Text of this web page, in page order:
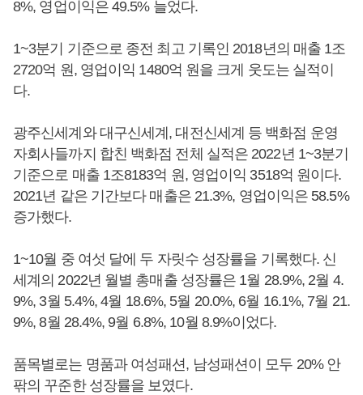
8%, 영업이익은 49.5% 늘었다.
1~3분기 기준으로 종전 최고 기록인 2018년의 매출 1조
2720억 원, 영업이익 1480억 원을 크게 웃도는 실적이
다.
광주신세계와 대구신세계, 대전신세계 등 백화점 운영
자회사들까지 합친 백화점 전체 실적은 2022년 1~3분기
기준으로 매출 1조8183억 원, 영업이익 3518억 원이다.
2021년 같은 기간보다 매출은 21.3%, 영업이익은 58.5%
증가했다.
1~10월 중 여섯 달에 두 자릿수 성장률을 기록했다. 신
세계의 2022년 월별 총매출 성장률은 1월 28.9%, 2월 4.
9%, 3월 5.4%, 4월 18.6%, 5월 20.0%, 6월 16.1%, 7월 21.
9%, 8월 28.4%, 9월 6.8%, 10월 8.9%이었다.
품목별로는 명품과 여성패션, 남성패션이 모두 20% 안
팎의 꾸준한 성장률을 보였다.